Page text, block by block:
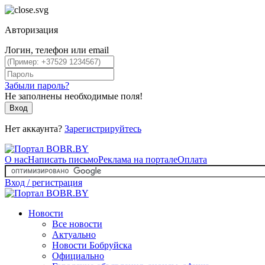
Авторизация
Логин, телефон или email
Забыли пароль?
Не заполнены необходимые поля!
Вход
Нет аккаунта? Зарегистрируйтесь
О насНаписать письмоРеклама на порталеОплата
Вход / регистрация
Новости
Все новости
Актуально
Новости Бобруйска
Официально